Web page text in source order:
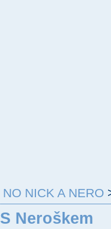
NO NICK A NERO
S Neroškem